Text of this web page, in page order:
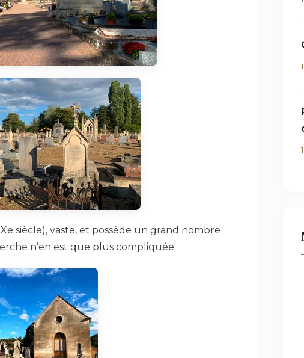
siècle), vaste, et possède un grand nombre
n’en est que plus compliquée.